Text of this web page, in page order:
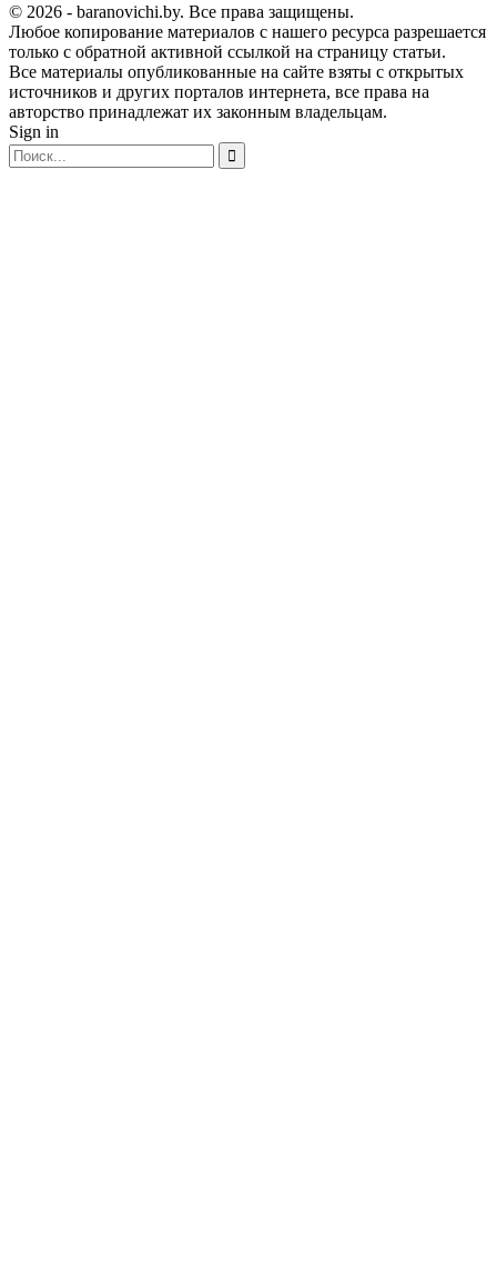
© 2026 - baranovichi.by. Все права защищены.
Любое копирование материалов с нашего ресурса разрешается
только с обратной активной ссылкой на страницу статьи.
Все материалы опубликованные на сайте взяты с открытых
источников и других порталов интернета, все права на
авторство принадлежат их законным владельцам.
Sign in